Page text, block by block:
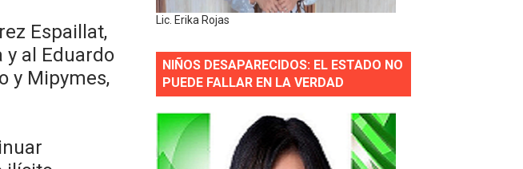
Espaillat,
al Eduardo
y Mipymes,
Lic. Erika Rojas
NIÑOS DESAPARECIDOS: EL ESTADO NO
PUEDE FALLAR EN LA VERDAD